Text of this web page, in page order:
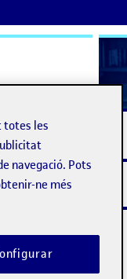
Ajuda
totes les
navegació. Pots
ne més